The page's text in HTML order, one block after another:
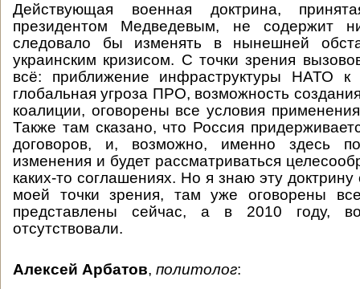
Действующая военная доктрина,
президентом Медведевым, не содержит
следовало бы изменять в нынешней
украинским кризисом. С точки зрения
всё: приближение инфраструктуры НАТО к
глобальная угроза ПРО, возможность
коалиции, оговорены все условия
Также там сказано, что Россия
договоров, и, возможно, именно здесь
изменения и будет рассматриваться
каких-то соглашениях. Но я знаю эту
моей точки зрения, там уже оговорены
представлены сейчас, а в 2010 году,
отсутствовали.
Алексей Арбатов, политолог: